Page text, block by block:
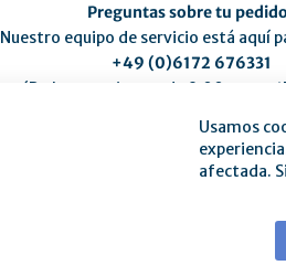
Preguntas sobre tu
Nuestro equipo de servicio está aquí
+49 (0)6172 676331
(De lunes a viernes de 9:00 a.m. a
Usamos
afectada.